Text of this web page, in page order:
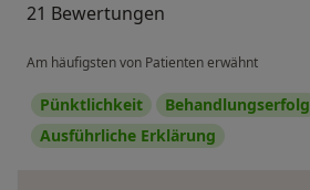
21 Bewertungen
Am häufigsten von Patienten erwähnt
Pünktlichkeit
Behandlungserfolg
Ausführliche Erklärung